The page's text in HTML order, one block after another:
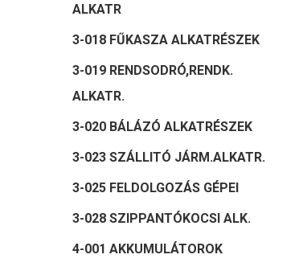
ALKATR
3-018 FŰKASZA ALKATRÉSZEK
3-019 RENDSODRÓ,RENDK.
ALKATR.
3-020 BÁLÁZÓ ALKATRÉSZEK
3-023 SZÁLLITÓ JÁRM.ALKATR.
3-025 FELDOLGOZÁS GÉPEI
3-028 SZIPPANTÓKOCSI ALK.
4-001 AKKUMULÁTOROK